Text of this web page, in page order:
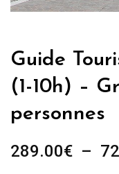
Guide
(1-10h) –
personnes
289.00€ –